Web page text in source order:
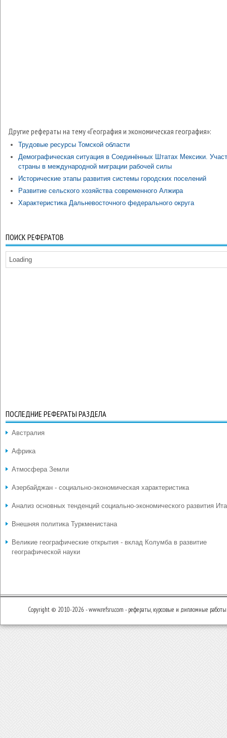
Другие рефераты на тему «География и экономическая география»:
Трудовые ресурсы Томской области
Демографическая ситуация в Соединённых Штатах Мексики.
страны в международной миграции рабочей силы
Исторические этапы развития системы городских поселений
Развитие сельского хозяйства современного Алжира
Характеристика Дальневосточного федерального округа
ПОИСК РЕФЕРАТОВ
Loading
ПОСЛЕДНИЕ РЕФЕРАТЫ РАЗДЕЛА
Австралия
Африка
Атмосфера Земли
Азербайджан - социально-экономическая характеристика
Анализ основных тенденций социально-экономического развития
Внешняя политика Туркменистана
Великие географические открытия - вклад Колумба в развитие
географической науки
Copyright © 2010-2026 - www.refsru.com - рефераты, курсовые и дипломные работы